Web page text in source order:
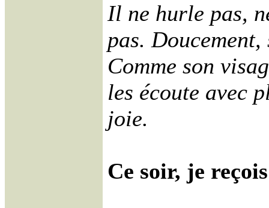
Il ne hurle pas,
pas.
Comme son
les écoute avec
joie.
Ce soir, je